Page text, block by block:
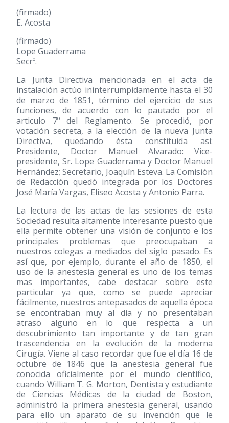
(firmado)
E. Acosta
(firmado)
Lope Guaderrama
Secrº.
La Junta Directiva mencionada en el acta de
instalación actúo ininterrumpidamente hasta el 30
de marzo de 1851, término del ejercicio de sus
funciones, de acuerdo con lo pautado por el
articulo 7º del Reglamento. Se procedió, por
votación secreta, a la elección de la nueva Junta
Directiva, quedando ésta constituida así:
Presidente, Doctor Manuel Alvarado: Vice-
presidente, Sr. Lope Guaderrama y Doctor Manuel
Hernández; Secretario, Joaquín Esteva. La Comisión
de Redacción quedó integrada por los Doctores
José María Vargas, Eliseo Acosta y Antonio Parra.
La lectura de las actas de las sesiones de esta
Sociedad resulta altamente interesante puesto que
ella permite obtener una visión de conjunto e los
principales problemas que preocupaban a
nuestros colegas a mediados del siglo pasado. Es
así que, por ejemplo, durante el año de 1850, el
uso de la anestesia general es uno de los temas
mas importantes, cabe destacar sobre este
particular ya que, como se puede apreciar
fácilmente, nuestros antepasados de aquella época
se encontraban muy al día y no presentaban
atraso alguno en lo que respecta a un
descubrimiento tan importante y de tan gran
trascendencia en la evolución de la moderna
Cirugía. Viene al caso recordar que fue el día 16 de
octubre de 1846 que la anestesia general fue
conocida oficialmente por el mundo científico,
cuando William T. G. Morton, Dentista y estudiante
de Ciencias Médicas de la ciudad de Boston,
administró la primera anestesia general, usando
para ello un aparato de su invención que le